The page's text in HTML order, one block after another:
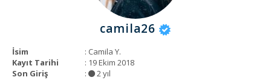
KURUMSAL
camila26
İsim
: Camila Y.
Kayıt Tarihi
: 19 Ekim 2018
Son Giriş
: 2 yıl